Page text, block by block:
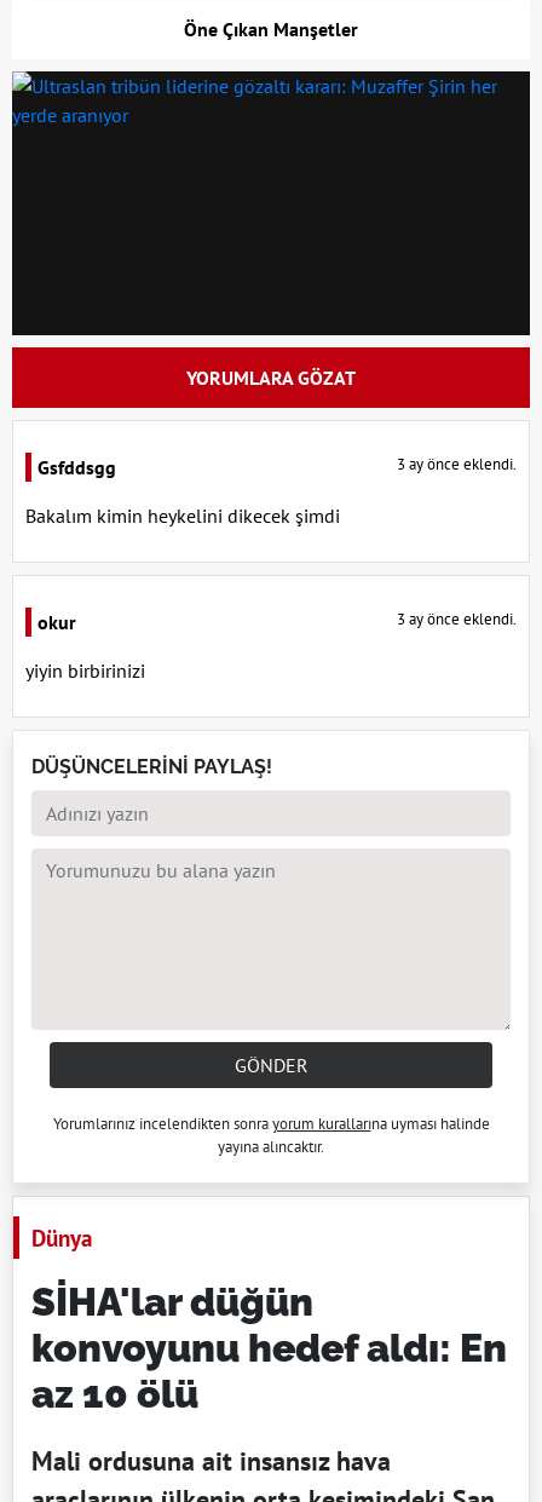
Öne Çıkan Manşetler
YORUMLARA GÖZAT
Gsfddsgg 3 ay önce eklendi.
Bakalım kimin heykelini dikecek şimdi
okur 3 ay önce eklendi.
yiyin birbirinizi
DÜŞÜNCELERİNİ PAYLAŞ!
GÖNDER
Yorumlarınız incelendikten sonrayorum kurallarına uyması halinde
yayına alıncaktır.
Dünya
SİHA'lar düğün
konvoyunu hedef aldı: En
az 10 ölü
Mali ordusuna ait insansız hava